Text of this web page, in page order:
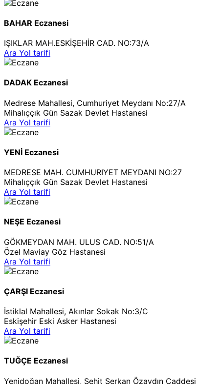
BAHAR Eczanesi
IŞIKLAR MAH.ESKİŞEHİR CAD. NO:73/A
Ara Yol tarifi
DADAK Eczanesi
Medrese Mahallesi, Cumhuriyet Meydanı No:27/A
Mihalıççık Gün Sazak Devlet Hastanesi
Ara Yol tarifi
YENİ Eczanesi
MEDRESE MAH. CUMHURIYET MEYDANI NO:27
Mihalıççık Gün Sazak Devlet Hastanesi
Ara Yol tarifi
NEŞE Eczanesi
GÖKMEYDAN MAH. ULUS CAD. NO:51/A
Özel Maviay Göz Hastanesi
Ara Yol tarifi
ÇARŞI Eczanesi
İstiklal Mahallesi, Akınlar Sokak No:3/C
Eskişehir Eski Asker Hastanesi
Ara Yol tarifi
TUĞÇE Eczanesi
Yenidoğan Mahallesi, Şehit Serkan Özaydın Caddesi